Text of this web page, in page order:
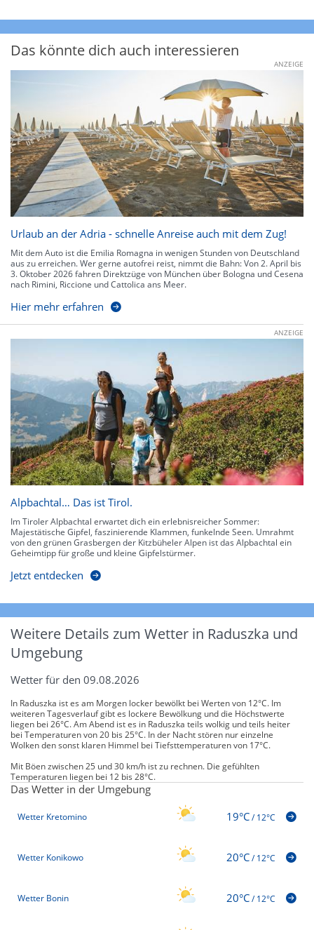
Das könnte dich auch interessieren
ANZEIGE
Urlaub an der Adria - schnelle Anreise auch mit dem Zug!
Mit dem Auto ist die Emilia Romagna in wenigen Stunden von Deutschland
aus zu erreichen. Wer gerne autofrei reist, nimmt die Bahn: Von 2. April bis
3. Oktober 2026 fahren Direktzüge von München über Bologna und Cesena
nach Rimini, Riccione und Cattolica ans Meer.
Hier mehr erfahren
ANZEIGE
Alpbachtal… Das ist Tirol.
Im Tiroler Alpbachtal erwartet dich ein erlebnisreicher Sommer:
Majestätische Gipfel, faszinierende Klammen, funkelnde Seen. Umrahmt
von den grünen Grasbergen der Kitzbüheler Alpen ist das Alpbachtal ein
Geheimtipp für große und kleine Gipfelstürmer.
Jetzt entdecken
Weitere Details zum Wetter in Raduszka und
Umgebung
Wetter für den 09.08.2026
In Raduszka ist es am Morgen locker bewölkt bei Werten von 12°C. Im
weiteren Tagesverlauf gibt es lockere Bewölkung und die Höchstwerte
liegen bei 26°C. Am Abend ist es in Raduszka teils wolkig und teils heiter
bei Temperaturen von 20 bis 25°C. In der Nacht stören nur einzelne
Wolken den sonst klaren Himmel bei Tiefsttemperaturen von 17°C.
Mit Böen zwischen 25 und 30 km/h ist zu rechnen. Die gefühlten
Temperaturen liegen bei 12 bis 28°C.
Das Wetter in der Umgebung
Wetter Kretomino 19°C/12°C
Wetter Konikowo 20°C/12°C
Wetter Bonin 20°C/12°C